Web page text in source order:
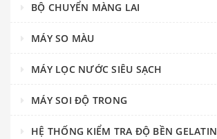
BỘ CHUYỂN MÀNG LAI
MÁY SO MÀU
MÁY LỌC NƯỚC SIÊU SẠCH
MÁY SOI ĐỘ TRONG
HỆ THỐNG KIỂM TRA ĐỘ BỀN GELATIN